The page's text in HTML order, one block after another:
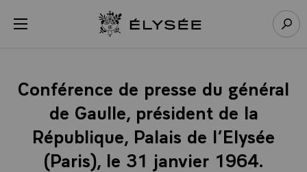
menu Retour à l’accueil Élysée
Conférence de presse du général
de Gaulle, président de la
République, Palais de l’Elysée
(Paris), le 31 janvier 1964.
Panneau de gestion des cookies